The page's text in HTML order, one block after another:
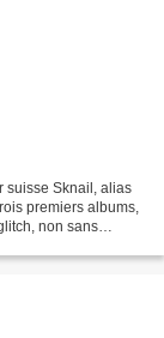
suisse Sknail, alias
premiers albums,
non sans